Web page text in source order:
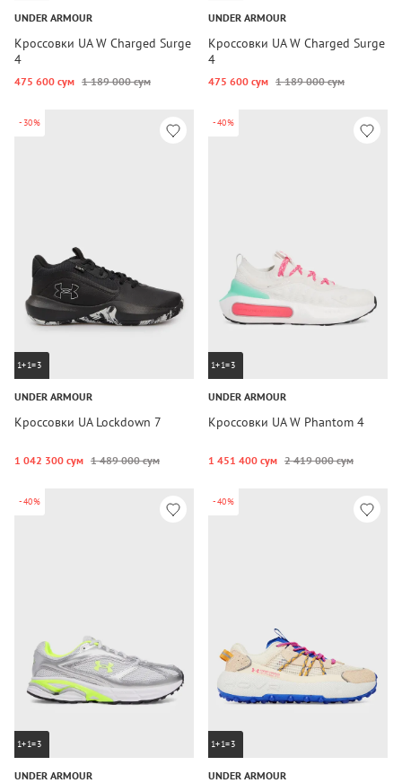
UNDER ARMOUR
Кроссовки UA W Charged Surge
4
475 600 сум 1 189 000 сум
UNDER ARMOUR
Кроссовки UA W Charged Surge
4
475 600 сум 1 189 000 сум
-30%
1+1=3
UNDER ARMOUR
Кроссовки UA Lockdown 7
1 042 300 сум 1 489 000 сум
-40%
1+1=3
UNDER ARMOUR
Кроссовки UA W Phantom 4
1 451 400 сум 2 419 000 сум
-40%
1+1=3
UNDER ARMOUR
-40%
1+1=3
UNDER ARMOUR